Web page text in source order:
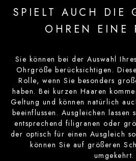
SPIELT AUCH DIE
OHREN EINE
Sie können bei der Auswahl
Ohrgröße berücksichtigen.
Rolle, wenn Sie besonders
haben. Bei kurzen Haaren
Geltung und können natürlich
beeinflussen. Ausgleichen
entsprechend filigranen oder
der optisch für einen Ausgleich
können Sie auf größeren
umgekehrt.